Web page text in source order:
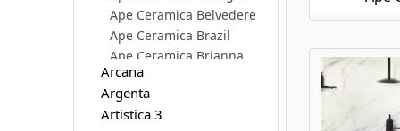
Ape Ceramica Belvedere
Ape Ceramica Brazil
Ape Ceramica Brianna
Ape Ceramica Caprice
Arcana
Argenta
Artistica 3